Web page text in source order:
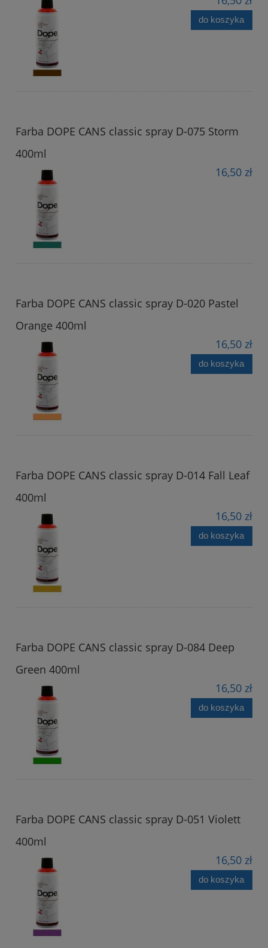
do koszyka
Farba DOPE CANS classic spray D-075 Storm
400ml
16,50 zł
Farba DOPE CANS classic spray D-020 Pastel
Orange 400ml
16,50 zł
do koszyka
Farba DOPE CANS classic spray D-014 Fall Leaf
400ml
16,50 zł
do koszyka
Farba DOPE CANS classic spray D-084 Deep
Green 400ml
16,50 zł
do koszyka
Farba DOPE CANS classic spray D-051 Violett
400ml
16,50 zł
do koszyka